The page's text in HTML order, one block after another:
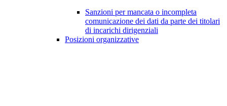
Sanzioni per mancata o incompleta
comunicazione dei dati da parte dei titolari
di incarichi dirigenziali
Posizioni organizzative